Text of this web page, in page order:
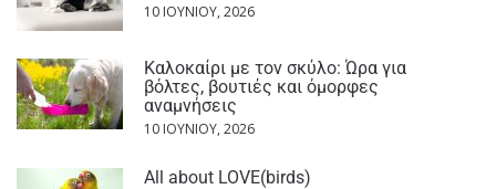
10 ΙΟΥΝΊΟΥ, 2026
Καλοκαίρι με τον σκύλο: Ώρα για
βόλτες, βουτιές και όμορφες
αναμνήσεις
10 ΙΟΥΝΊΟΥ, 2026
All about LOVE(birds)